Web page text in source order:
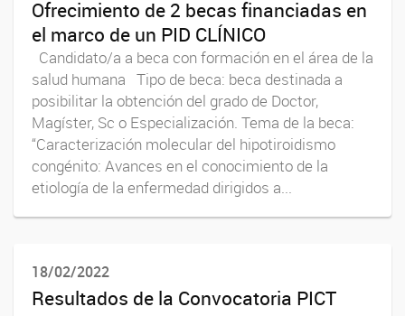
Ofrecimiento de 2 becas financiadas en
el marco de un PID CLÍNICO
Candidato/a a beca con formación en el área de la
salud humana Tipo de beca: beca destinada a
posibilitar la obtención del grado de Doctor,
Magíster, Sc o Especialización. Tema de la beca:
“Caracterización molecular del hipotiroidismo
congénito: Avances en el conocimiento de la
etiología de la enfermedad dirigidos a...
18/02/2022
Resultados de la Convocatoria PICT